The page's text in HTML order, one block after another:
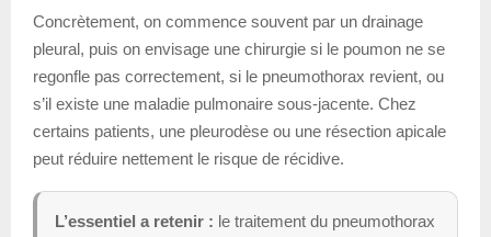
Concrètement, on commence souvent par un drainage
pleural, puis on envisage une chirurgie si le poumon ne se
regonfle pas correctement, si le pneumothorax revient, ou
s’il existe une maladie pulmonaire sous-jacente. Chez
certains patients, une pleurodèse ou une résection apicale
peut réduire nettement le risque de récidive.
L’essentiel a retenir : le traitement du pneumothorax